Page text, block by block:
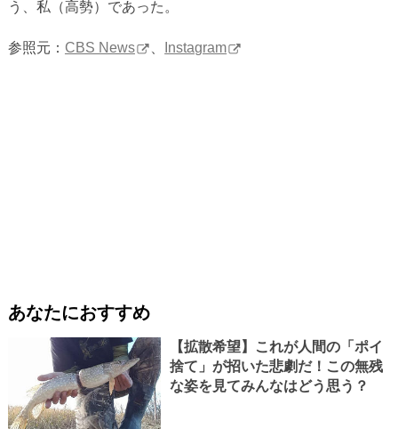
う、私（高勢）であった。
参照元： CBS News Instagram
あなたにおすすめ
【拡散希望】これが人間の「ポイ
捨て」が招いた悲劇だ！この無残
な姿を見てみんなはどう思う？